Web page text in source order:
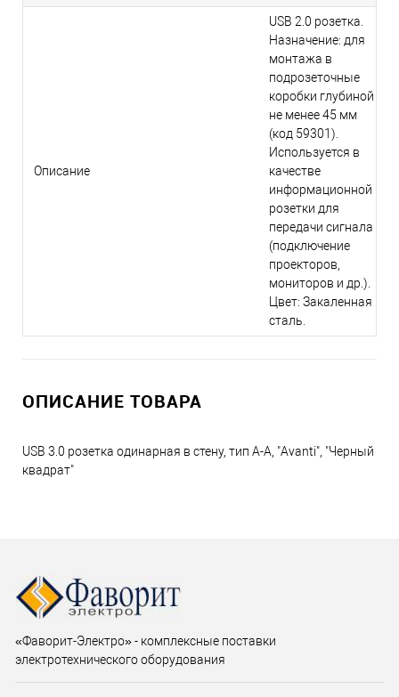
Описание
USB 2.0 розетка.
Назначение: для
монтажа в
подрозеточные
коробки глубиной
не менее 45 мм
(код 59301).
Используется в
качестве
информационной
розетки для
передачи сигнала
(подключение
проекторов,
мониторов и др.).
Цвет: Закаленная
сталь.
ОПИСАНИЕ ТОВАРА
USB 3.0 розетка одинарная в стену, тип А-А, "Avanti", "Черный
квадрат"
«Фаворит-Электро» - комплексные поставки
электротехнического оборудования